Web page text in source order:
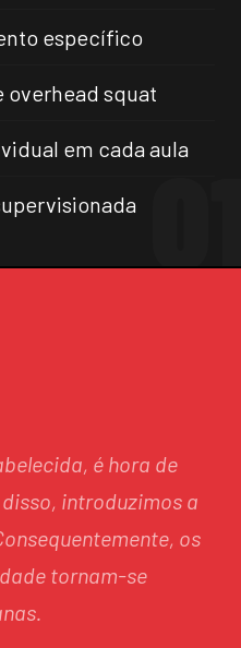
específico
overhead squat
em cada aula
é hora de
introduzimos a
os
tornam-se